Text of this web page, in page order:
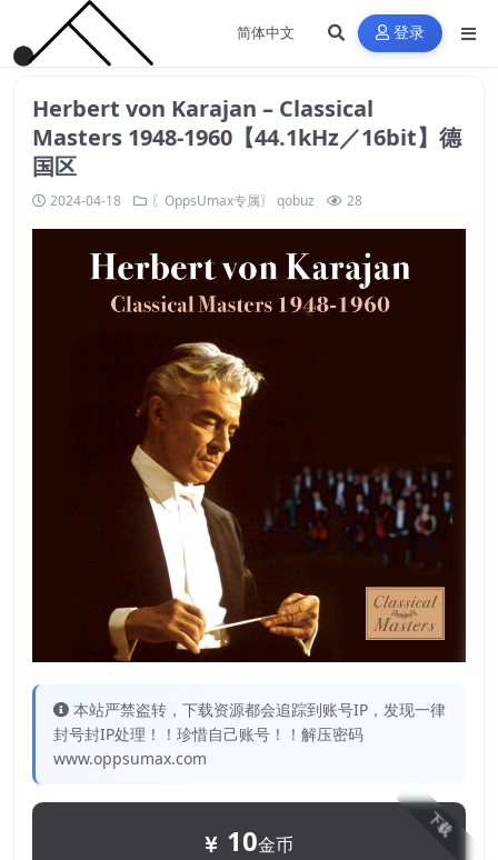
登录
Herbert von Karajan – Classical
Masters 1948-1960【44.1kHz／16bit】德
国区
2024-04-18 〖OppsUmax专属〗 qobuz 28
本站严禁盗转，下载资源都会追踪到账号IP，发现一律
封号封IP处理！！珍惜自己账号！！解压密码
www.oppsumax.com
下载
10金币